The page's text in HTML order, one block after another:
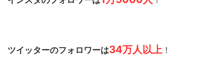
ツイッターのフォロワーは34万人以上 ！